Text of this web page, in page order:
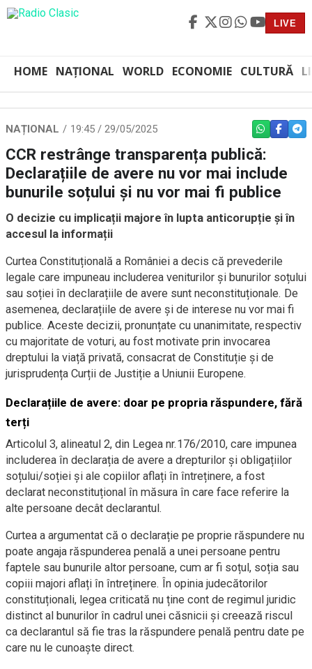
LIVE
HOME NAȚIONAL WORLD ECONOMIE CULTURĂ
NAȚIONAL 19:45 / 29/05/2025 WHATSAPP
CCR restrânge transparența publică:
Declarațiile de avere nu vor mai include
bunurile soțului și nu vor mai fi publice
O decizie cu implicații majore în lupta anticorupție și în
accesul la informații
Curtea Constituțională a României a decis că prevederile
legale care impuneau includerea veniturilor și bunurilor soțului
sau soției în declarațiile de avere sunt neconstituționale. De
asemenea, declarațiile de avere și de interese nu vor mai fi
publice. Aceste decizii, pronunțate cu unanimitate, respectiv
cu majoritate de voturi, au fost motivate prin invocarea
dreptului la viață privată, consacrat de Constituție și de
jurisprudența Curții de Justiție a Uniunii Europene.
Declarațiile de avere: doar pe propria răspundere, fără
terți
Articolul 3, alineatul 2, din Legea nr.176/2010, care impunea
includerea în declarația de avere a drepturilor și obligațiilor
soțului/soției și ale copiilor aflați în întreținere, a fost
declarat neconstituțional în măsura în care face referire la
alte persoane decât declarantul.
Curtea a argumentat că o declarație pe proprie răspundere nu
poate angaja răspunderea penală a unei persoane pentru
faptele sau bunurile altor persoane, cum ar fi soțul, soția sau
copiii majori aflați în întreținere. În opinia judecătorilor
constituționali, legea criticată nu ține cont de regimul juridic
distinct al bunurilor în cadrul unei căsnicii și creează riscul
ca declarantul să fie tras la răspundere penală pentru date pe
care nu le cunoaște direct.